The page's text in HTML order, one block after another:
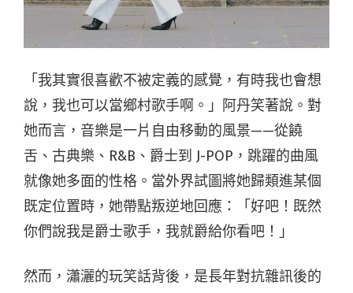
「我其實很喜歡不被定義的感覺，有時我也會想
說，我也可以當鄉村歌手啊。」阿丹笑著說。對
她而言，音樂是一片自由移動的風景——從饒
舌、古典樂、R&B、爵士到 J-POP，跳躍的曲風
就像她多面的性格。當外界試圖將她歸類進某個
既定位置時，她帶點叛逆地回應：「好吧！既然
你們說我是爵士歌手，我就爵給你看吧！」
然而，瀟灑的玩笑話背後，是長年對抗雜訊後的